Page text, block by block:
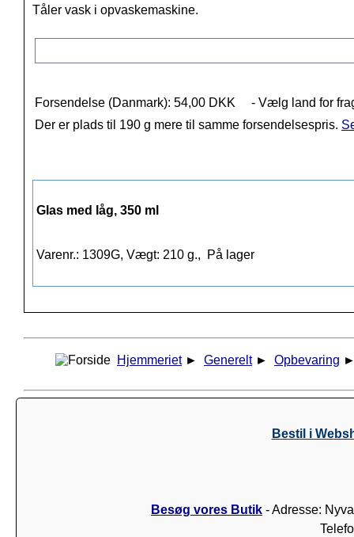
Tåler vask i opvaskemaskine.
Forsendelse (Danmark): 54,00 DKK
- Vælg land for
Der er plads til 190 g mere til samme forsendelsespris.
Glas med låg, 350 ml
Varenr.: 1309G, Vægt: 210 g., På lager
Hjemmeriet ► Generelt ► Opbevaring
Bestil i
Besøg vores Butik - Adresse: